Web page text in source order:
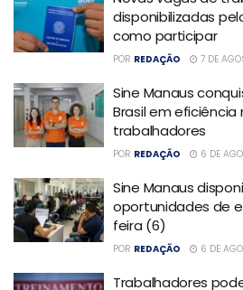
disponibilizadas
como participar
POR REDAÇÃO 7 DE
Sine Manaus
Brasil em
trabalhadores
POR REDAÇÃO 6 DE
Sine Manaus
oportunidades de
feira (6)
POR REDAÇÃO 6 DE
Trabalhadores